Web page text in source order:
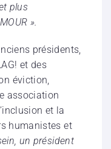
plus
».
présidents,
et des
éviction,
association
et la
humanistes et
un président